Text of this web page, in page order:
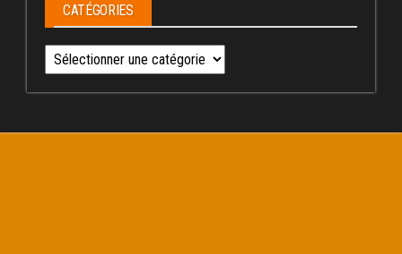
CATÉGORIES
Catégories